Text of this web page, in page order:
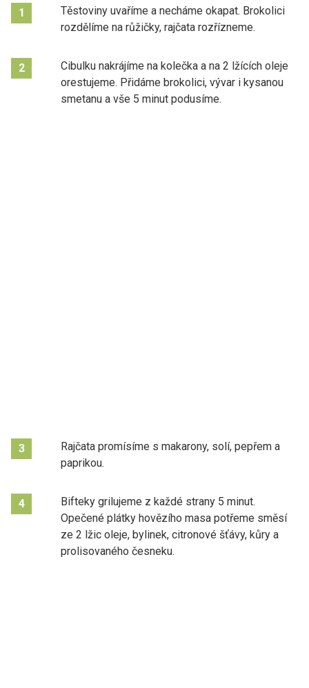
1
Těstoviny uvaříme a necháme okapat. Brokolici
rozdělíme na růžičky, rajčata rozřízneme.
2
Cibulku nakrájíme na kolečka a na 2 lžících oleje
orestujeme. Přidáme brokolici, vývar i kysanou
smetanu a vše 5 minut podusíme.
3
Rajčata promísíme s makarony, solí, pepřem a
paprikou.
4
Bifteky grilujeme z každé strany 5 minut.
Opečené plátky hovězího masa potřeme směsí
ze 2 lžic oleje, bylinek, citronové šťávy, kůry a
prolisovaného česneku.